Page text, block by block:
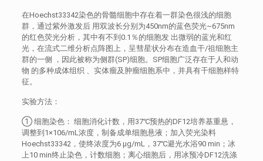
在Hoechst33342染色的骨髓细胞中存在着一群染色很浅的细胞
群，通过紫外激发后 用双波长分别为450nm的蓝色荧光~675nm
的红色荧光分析，其中有不到0.1％的细胞发 出微弱的蓝光和红
光，在流式二维分析点阵图上，呈彗星状分布在造血干/祖细胞主
群的一侧 ，因此被称为侧群(SP)细胞。SP细胞广泛存在于人和动
物 的多种成体组织 、实体瘤及肿瘤细胞系中，并具有干细胞样特
征。
实验方法：
① 细胞染色： 细胞消化计数，用37℃预热的DF12培养基重悬，
调整到1×106/mL浓度，制备成单细胞悬液；加入荧光染料
Hoechst33342，使终浓度为6 μg/mL，37℃避光水浴90 min；冰
上10 min终止染色，计数细胞；离心细胞后，用冰预冷DF12洗涤